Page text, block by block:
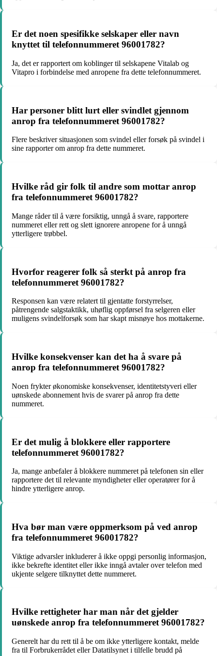
Er det noen spesifikke selskaper eller navn
knyttet til telefonnummeret 96001782?
Ja, det er rapportert om koblinger til selskapene Vitalab og
Vitapro i forbindelse med anropene fra dette telefonnummeret.
Har personer blitt lurt eller svindlet gjennom
anrop fra telefonnummeret 96001782?
Flere beskriver situasjonen som svindel eller forsøk på svindel i
sine rapporter om anrop fra dette nummeret.
Hvilke råd gir folk til andre som mottar anrop
fra telefonnummeret 96001782?
Mange råder til å være forsiktig, unngå å svare, rapportere
nummeret eller rett og slett ignorere anropene for å unngå
ytterligere trøbbel.
Hvorfor reagerer folk så sterkt på anrop fra
telefonnummeret 96001782?
Responsen kan være relatert til gjentatte forstyrrelser,
påtrengende salgstaktikk, uhøflig oppførsel fra selgeren eller
muligens svindelforsøk som har skapt misnøye hos mottakerne.
Hvilke konsekvenser kan det ha å svare på
anrop fra telefonnummeret 96001782?
Noen frykter økonomiske konsekvenser, identitetstyveri eller
uønskede abonnement hvis de svarer på anrop fra dette
nummeret.
Er det mulig å blokkere eller rapportere
telefonnummeret 96001782?
Ja, mange anbefaler å blokkere nummeret på telefonen sin eller
rapportere det til relevante myndigheter eller operatører for å
hindre ytterligere anrop.
Hva bør man være oppmerksom på ved anrop
fra telefonnummeret 96001782?
Viktige advarsler inkluderer å ikke oppgi personlig informasjon,
ikke bekrefte identitet eller ikke inngå avtaler over telefon med
ukjente selgere tilknyttet dette nummeret.
Hvilke rettigheter har man når det gjelder
uønskede anrop fra telefonnummeret 96001782?
Generelt har du rett til å be om ikke ytterligere kontakt, melde
fra til Forbrukerrådet eller Datatilsynet i tilfelle brudd på